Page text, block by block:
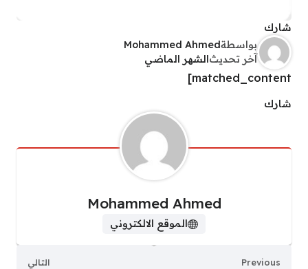
شارك
بواسطةMohammed Ahmed
آخر تحديثالشهر الماضي
matched_content]
شارك
Mohammed Ahmed
الموقع الالكتروني
Previous التالي